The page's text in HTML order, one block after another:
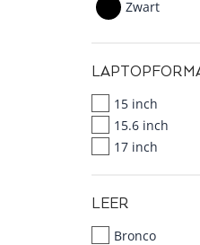
Zwart
15 inch
15.6 inch
17 inch
LEER
Bronco